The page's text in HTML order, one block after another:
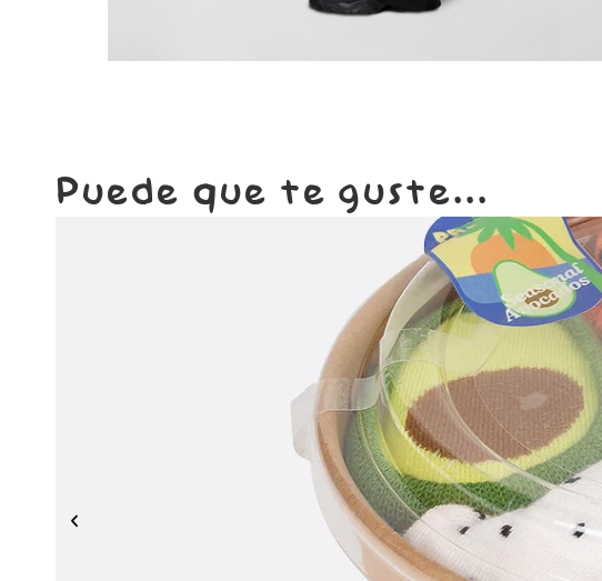
Puede que te guste...